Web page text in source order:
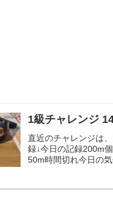
1級チャレンジ
直近のチャレンジは
録↓今日の記録200m
50m時間切れ今日の